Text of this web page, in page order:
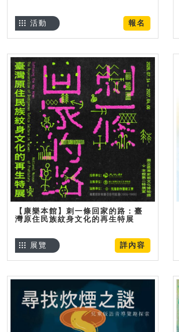
報名
活動
【康樂本館】刺一條回家的路：臺
灣原住民族紋身文化的再生特展
詳內容
展覽